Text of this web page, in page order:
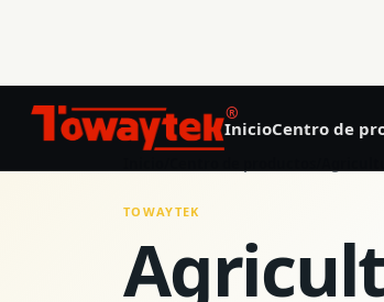
®
InicioCentro de
01
GNSS Land Leveling System
TOWAYTEK